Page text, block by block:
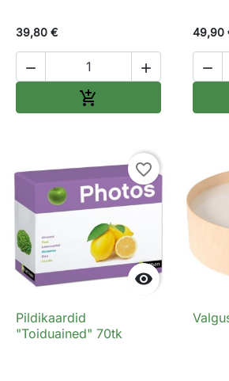
39,80 €
 

49,90


favorite_border
Pildikaardid
"Toiduained" 70tk